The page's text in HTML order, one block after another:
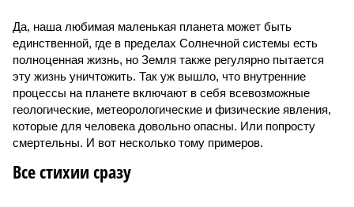
Да, наша любимая маленькая планета может быть
единственной, где в пределах Солнечной системы есть
полноценная жизнь, но Земля также регулярно пытается
эту жизнь уничтожить. Так уж вышло, что внутренние
процессы на планете включают в себя всевозможные
геологические, метеорологические и физические явления,
которые для человека довольно опасны. Или попросту
смертельны. И вот несколько тому примеров.
Все стихии сразу